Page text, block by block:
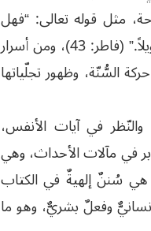
مثل قوله تعالى: “فهل
ينظرون إلاّ سُنّتَ الأوّلين، ولن تجد لسُنّتِ الله تبديلاً، ولن تجد لسُنّتِ الله تحويلاً.” (فاطر: 43)، ومن أسرار
السُّنّة، وظهور تجلّياتها
في آيات الأنفس،
في مآلات الأحداث، وهي
هي سُننٌ إلهيةٌ في الكتاب
وفعلٌ بشريٌّ، وهو ما